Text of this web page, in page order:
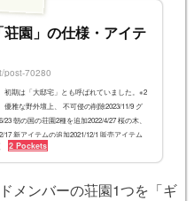
荘園」の仕様・アイテ
post-70280
初期は「大邸宅」とも呼ばれていました。※2
優雅な野外壇上、 不可侵の削除2023/11/9 グ
朝の国の荘園2種を追加2022/4/27 桜の木、
17 新アイテムの追加2021/12/1 販売アイテム
灯の材料を修正2021/11/9 材料のまとめを開
つき内容修正2021/7/21 日本サーバーに建築
2 Pockets
メンバーの荘園1つを「ギ